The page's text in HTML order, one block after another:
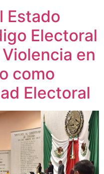
Estado
Electoral
en
como
Electoral